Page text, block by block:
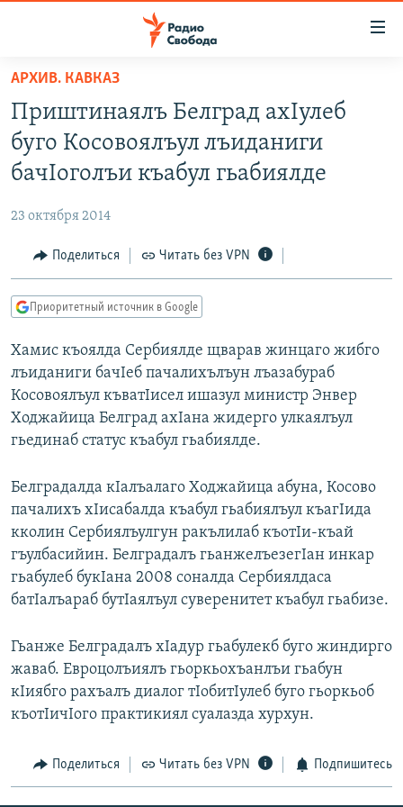
упрощенного
доступа
Вернуться
основному
Вернутся
Вернутся
поиску
ПОДКАСТЫ
АВТОРСКИЕ ПРОЕКТЫ
МНЕНИЯ
КУЛЬТУРА
КАВКАЗ.РЕАЛИИ
СЕВЕР.РЕАЛИИ
СИБИРЬ.РЕАЛИИ
РАСПИСАНИЕ ВЕЩАНИЯ
ПОДПИШИТЕСЬ НА РАССЫЛКУ
СОЦИАЛЬНЫЕ СЕТИ
АРХИВ. КАВКАЗ
Приштинаялъ Белград ахIулеб
буго Косовоялъул лъиданиги
бачIоголъи къабул гьабиялде
23 октября 2014
Поделиться Читать без VPN
Приоритетный источник в Google
Хамис къоялда Сербиялде щварав жинцаго жибго
лъиданиги бачIеб пачалихълъун лъазабураб
Косовоялъул къватIисел ишазул министр Энвер
Ходжайица Белград ахIана жидерго улкаялъул
гьединаб статус къабул гьабиялде.
Белградалда кIалъалаго Ходжайица абуна, Косово
пачалихъ хIисабалда къабул гьабиялъул къагIида
кколин Сербиялъулгун ракълилаб къотIи-къай
гъулбасийин. Белградалъ гьанжелъезегIан инкар
гьабулеб букIана 2008 соналда Сербиялдаса
батIалъараб бутIаялъул суверенитет къабул гьабизе.
Гьанже Белградалъ хIадур гьабулекб буго жиндирго
жаваб. Евроцолъиялъ гьоркьохъанлъи гьабун
кIиябго рахъалъ диалог тIобитIулеб буго гьоркьоб
къотIичIого практикиял суалазда хурхун.
Поделиться Читать без VPN Подпишитесь